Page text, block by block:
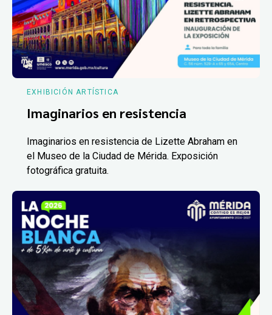
EXHIBICIÓN ARTÍSTICA
Imaginarios en resistencia
Imaginarios en resistencia de Lizette Abraham en
el Museo de la Ciudad de Mérida. Exposición
fotográfica gratuita.